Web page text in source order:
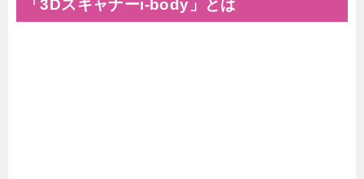
「3Dスキャナーi-body」とは